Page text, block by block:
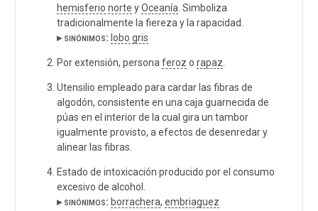
hemisferio norte yOceanía . Simboliza
tradicionalmente la fiereza y la rapacidad.
▸ sinónimos: lobo gris
Por extensión, persona feroz o rapaz
Utensilio empleado para cardar las fibras de
algodón, consistente en una caja guarnecida de
púas en el interior de la cual gira un tambor
igualmente provisto, a efectos de desenredar y
alinear las fibras.
Estado de intoxicación producido por el consumo
excesivo de alcohol.
▸ sinónimos: borrachera, embriaguez